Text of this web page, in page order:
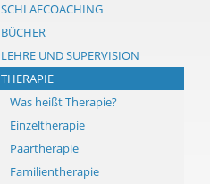
SCHLAFCOACHING
BÜCHER
LEHRE UND SUPERVISION
THERAPIE
Was heißt Therapie?
Einzeltherapie
Paartherapie
Familientherapie